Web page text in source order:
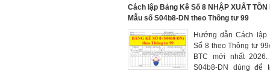
loại hàng hóa, sản
lý nhờ bán hộ, và gửi
mua, giá trị dịch vụ
thành, bàn giao cho
hàng nhưng chưa
nhận thanh toán
Cách lập Bảng Kê Số 8 NHẬP XUẤT TỒN
Mẫu số S04b8-DN theo Thông tư 99
Hướng dẫn Cách lập
Số 8 theo Thông tư
BTC mới nhất
S04b8-DN dùng để